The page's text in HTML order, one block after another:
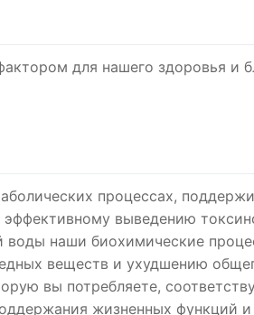
для нашего здоровья и
процессах,
эффективному выведению
воды наши биохимические
веществ и ухудшению
вы потребляете,
жизненных функций и